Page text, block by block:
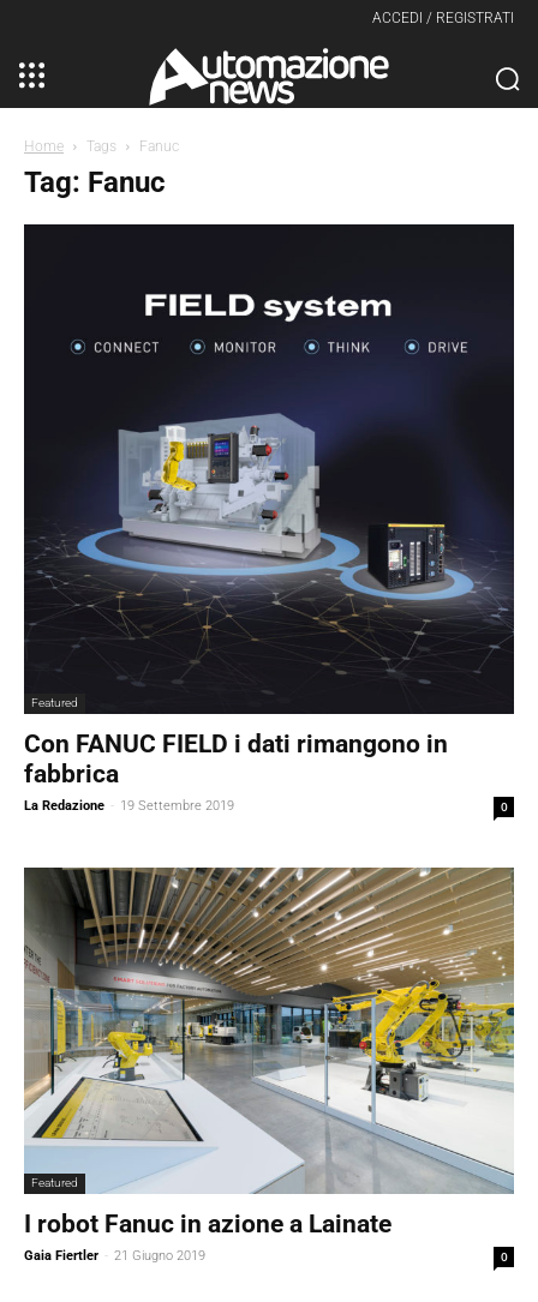
ACCEDI / REGISTRATI
Home Tags Fanuc
Tag: Fanuc
Featured
Con FANUC FIELD i dati rimangono in
fabbrica
La Redazione - 19 Settembre 2019 0
Featured
I robot Fanuc in azione a Lainate
Gaia Fiertler - 21 Giugno 2019 0